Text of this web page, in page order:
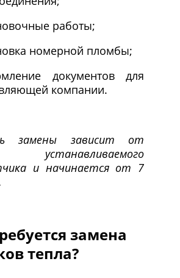
работы;
номерной пломбы;
документов для
компании.
замены зависит от
и начинается от 7
замена
тепла?